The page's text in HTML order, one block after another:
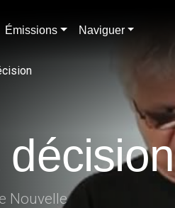
Émissions Naviguer
Nouvelle